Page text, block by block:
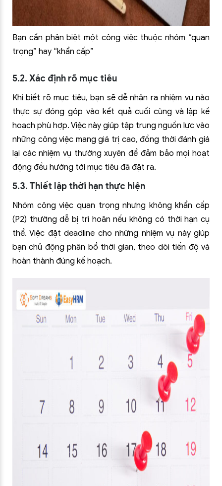
Bạn cần phân biệt một công việc thuộc nhóm “quan
trọng” hay “khẩn cấp”
5.2. Xác định rõ mục tiêu
Khi biết rõ mục tiêu, bạn sẽ dễ nhận ra nhiệm vụ nào
thực sự đóng góp vào kết quả cuối cùng và lập kế
hoạch phù hợp. Việc này giúp tập trung nguồn lực vào
những công việc mang giá trị cao, đồng thời đánh giá
lại các nhiệm vụ thường xuyên để đảm bảo mọi hoạt
động đều hướng tới mục tiêu đã đặt ra.
5.3. Thiết lập thời hạn thực hiện
Nhóm công việc quan trọng nhưng không khẩn cấp
(P2) thường dễ bị trì hoãn nếu không có thời hạn cụ
thể. Việc đặt deadline cho những nhiệm vụ này giúp
bạn chủ động phân bổ thời gian, theo dõi tiến độ và
hoàn thành đúng kế hoạch.